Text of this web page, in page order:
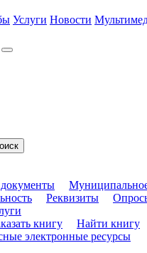
Услуги Новости
Реквизиты
книгу Найти книгу
электронные ресурсы